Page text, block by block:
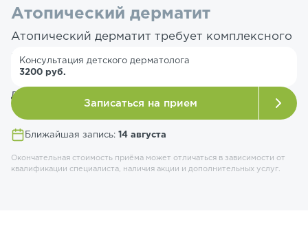
Атопический дерматит
Атопический дерматит требует комплексного
подхода. Поможем выявить провоцирующие
факторы и подберем оптимальное лечение
для вашего ребенка.
Ближайшая запись: 14 августа
Консультация детского дерматолога
3200 руб.
Записаться на прием
Окончательная стоимость приёма может отличаться в зависимости от
квалификации специалиста, наличия акции и дополнительных услуг.